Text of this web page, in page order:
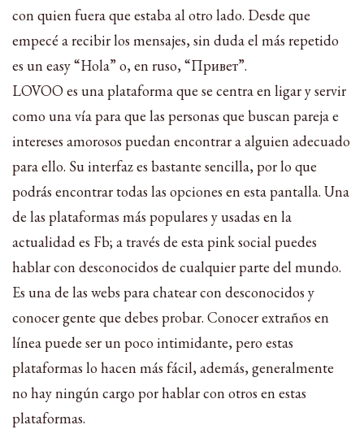
con quien fuera que estaba al otro lado. Desde que
empecé a recibir los mensajes, sin duda el más repetido
es un easy “Hola” o, en ruso, “Привет”.
LOVOO es una plataforma que se centra en ligar y servir
como una vía para que las personas que buscan pareja e
intereses amorosos puedan encontrar a alguien adecuado
para ello. Su interfaz es bastante sencilla, por lo que
podrás encontrar todas las opciones en esta pantalla. Una
de las plataformas más populares y usadas en la
actualidad es Fb; a través de esta pink social puedes
hablar con desconocidos de cualquier parte del mundo.
Es una de las webs para chatear con desconocidos y
conocer gente que debes probar. Conocer extraños en
línea puede ser un poco intimidante, pero estas
plataformas lo hacen más fácil, además, generalmente
no hay ningún cargo por hablar con otros en estas
plataformas.